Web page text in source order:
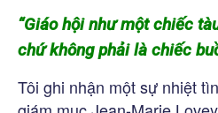
“Giáo hội như một chiếc
chứ không phải là chiếc
Tôi ghi nhận một sự nhiệt